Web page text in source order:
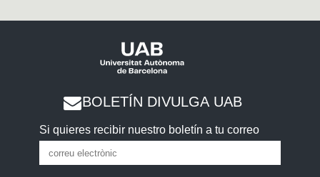
BOLETÍN DIVULGA UAB
Si quieres recibir nuestro boletín a tu correo